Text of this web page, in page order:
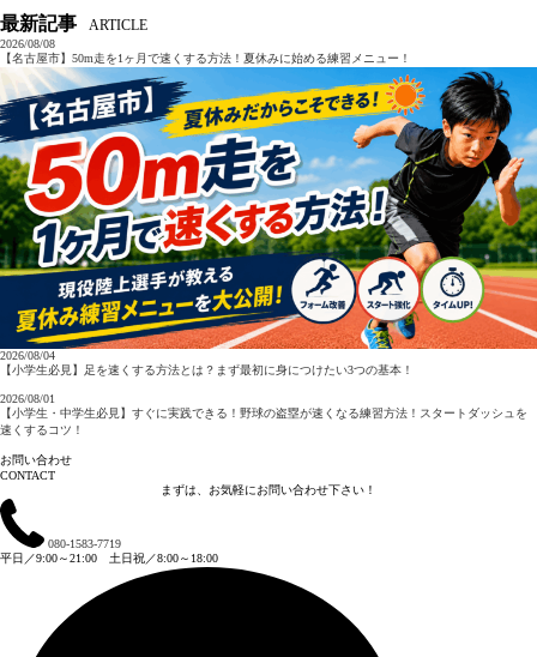
最新記事 ARTICLE
2026/08/08
【名古屋市】50m走を1ヶ月で速くする方法！夏休みに始める練習メニュー！
2026/08/04
【小学生必見】足を速くする方法とは？まず最初に身につけたい3つの基本！
2026/08/01
【小学生・中学生必見】すぐに実践できる！野球の盗塁が速くなる練習方法！スタートダッシュを
速くするコツ！
お問い合わせ
CONTACT
まずは、お気軽にお問い合わせ下さい！
080-1583-7719
平日／9:00～21:00 土日祝／8:00～18:00